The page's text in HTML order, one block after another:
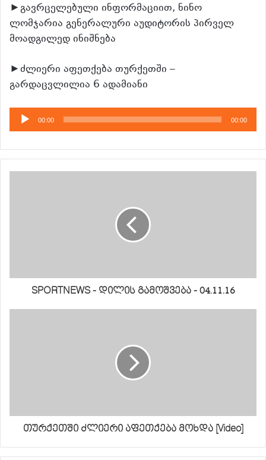
►გავრცელებული ინფორმაციით, ნინო
ლომჯარია გენერალური აუდიტორის პირველ
მოადგილედ ინიშნება
►ძლიერი აფეთქება თურქეთში –
გარდაცვლილია 6 ადამიანი
აუდიო
დამკვრელი
00:00 00:00
SPORTNEWS - დილის გამოშვება - 04.11.16
თურქეთში ძლიერი აფეთქება მოხდა [Video]